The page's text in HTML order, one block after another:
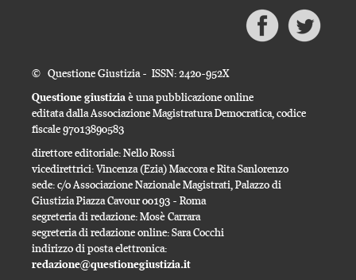
© Questione Giustizia - ISSN: 2420-952X
Questione giustiziaè una pubblicazione online
editata dalla Associazione Magistratura Democratica, codice
fiscale 97013890583
direttore editoriale: Nello Rossi
vicedirettrici: Vincenza (Ezia) Maccora e Rita Sanlorenzo
sede: c/o Associazione Nazionale Magistrati, Palazzo di
Giustizia Piazza Cavour 00193 - Roma
segreteria di redazione: Mosè Carrara
segreteria di redazione online: Sara Cocchi
indirizzo di posta elettronica:
redazione@questionegiustizia.it